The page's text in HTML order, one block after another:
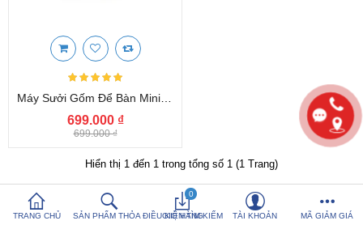
TRANG CHỦ SẢN PHẨM THỎA ĐIỀU KIỆN TÌM KIẾM
0
GIỎ HÀNG TÀI KHOẢN MÃ GIẢM GIÁ
699.000 ₫
699.000 ₫
Hiển thị 1 đến 1 trong tổng số 1 (1 Trang)